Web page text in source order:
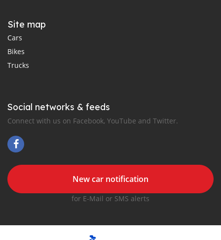
Site map
Cars
Bikes
Trucks
Social networks & feeds
Connect with us on Facebook, YouTube and Twitter.
New car notification
for E-Mail or SMS alerts